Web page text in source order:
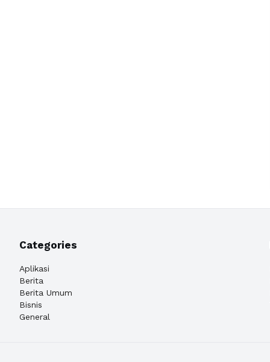
Categories
Aplikasi
Berita
Berita Umum
Bisnis
General